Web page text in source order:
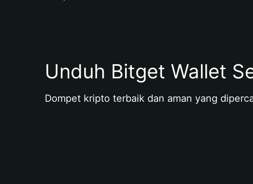
Unduh Bitget Wallet
Dompet kripto terbaik dan aman yang